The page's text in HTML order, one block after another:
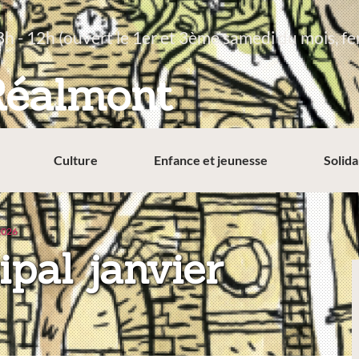
- 12h (ouvert le 1er et 3ème samedi du mois,
Culture Enfance et jeunesse
janvier